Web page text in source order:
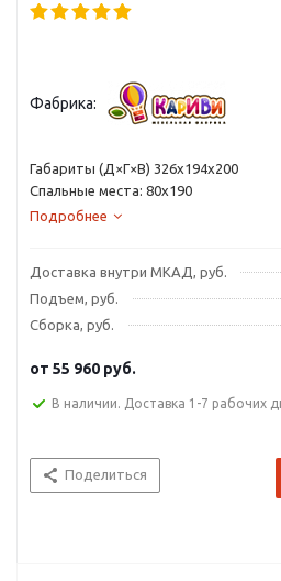
Фабрика:
Габариты (Д×Г×В) 326х194х200
Спальные места: 80х190
Подробнее
Доставка внутри МКАД, руб.
Подъем, руб.
Сборка, руб.
от 55 960 руб.
В наличии. Доставка 1-7 рабочих
Поделиться